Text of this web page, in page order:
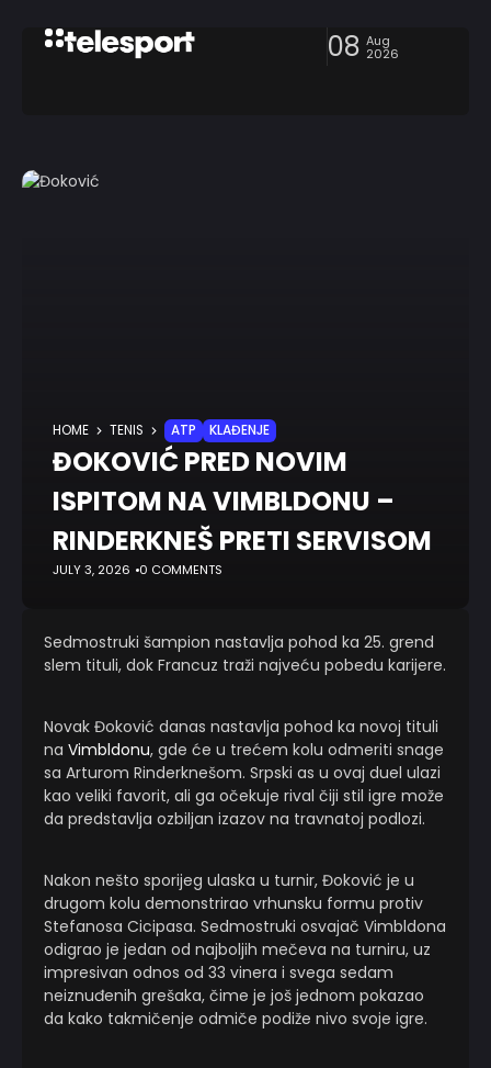
08 Aug
2026
HOME TENIS ATP KLAĐENJE
ĐOKOVIĆ PRED NOVIM
ISPITOM NA VIMBLDONU –
RINDERKNEŠ PRETI SERVISOM
JULY 3, 2026 0 COMMENTS
Sedmostruki šampion nastavlja pohod ka 25. grend
slem tituli, dok Francuz traži najveću pobedu karijere.
Novak Đoković danas nastavlja pohod ka novoj tituli
na Vimbldonu, gde će u trećem kolu odmeriti snage
sa Arturom Rinderknešom. Srpski as u ovaj duel ulazi
kao veliki favorit, ali ga očekuje rival čiji stil igre može
da predstavlja ozbiljan izazov na travnatoj podlozi.
Nakon nešto sporijeg ulaska u turnir, Đoković je u
drugom kolu demonstrirao vrhunsku formu protiv
Stefanosa Cicipasa. Sedmostruki osvajač Vimbldona
odigrao je jedan od najboljih mečeva na turniru, uz
impresivan odnos od 33 vinera i svega sedam
neiznuđenih grešaka, čime je još jednom pokazao
da kako takmičenje odmiče podiže nivo svoje igre.